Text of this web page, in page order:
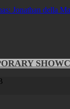
Jonathan della